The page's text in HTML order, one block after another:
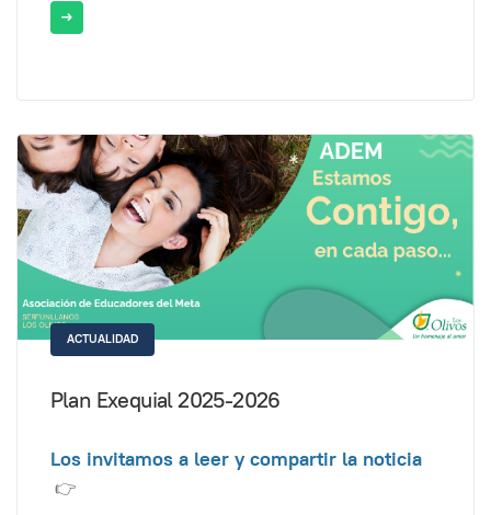
ACTUALIDAD
Plan Exequial 2025-2026
Los invitamos a leer y compartir la noticia
👉